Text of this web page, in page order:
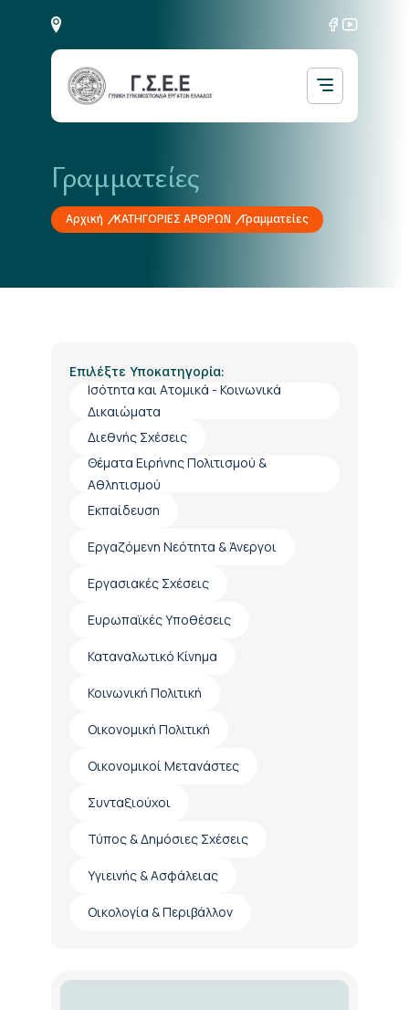
Γραμματείες
Αρχική ΚΑΤΗΓΟΡΙΕΣ ΑΡΘΡΩΝ Γραμματείες
Επιλέξτε Υποκατηγορία:
Ισότητα και Ατομικά - Κοινωνικά
Δικαιώματα
Διεθνής Σχέσεις
Θέματα Ειρήνης Πολιτισμού &
Αθλητισμού
Εκπαίδευση
Εργαζόμενη Νεότητα & Άνεργοι
Εργασιακές Σχέσεις
Ευρωπαϊκές Υποθέσεις
Καταναλωτικό Κίνημα
Κοινωνική Πολιτική
Οικονομική Πολιτική
Οικονομικοί Μετανάστες
Συνταξιούχοι
Τύπος & Δημόσιες Σχέσεις
Υγιεινής & Ασφάλειας
Οικολογία & Περιβάλλον